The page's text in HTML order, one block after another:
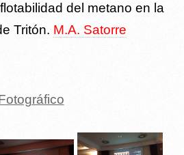
del metano en la
Tritón. M.A. Satorre